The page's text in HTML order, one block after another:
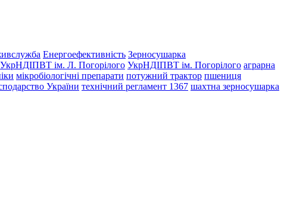
Енергоефективність Зерносушарка
УкрНДІПВТ ім. Л. Погорілого УкрНДІПВТ ім. Погорілого аграрна
мікробіологічні препарати потужний трактор пшениця
України технічний регламент 1367 шахтна зерносушарка